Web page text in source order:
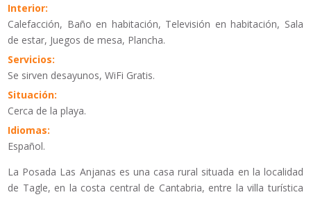
Interior:
Calefacción, Baño en habitación, Televisión en habitación, Sala
de estar, Juegos de mesa, Plancha.
Servicios:
Se sirven desayunos, WiFi Gratis.
Situación:
Cerca de la playa.
Idiomas:
Español.
La Posada Las Anjanas es una casa rural situada en la localidad
de Tagle, en la costa central de Cantabria, entre la villa turística